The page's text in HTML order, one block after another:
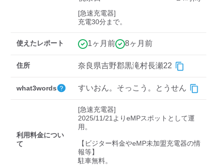
充電器の出力
車種
検索する
[急速充電器]
充電30分まで。
使えたレポート 1ヶ月前 8ヶ月前
住所 奈良県吉野郡黒滝村長瀬22
what3words すいおん。そっこう。とうせん
利用料金につい
て
[急速充電器]
2025/11/21よりeMPスポットとして運
用。
【ビジター料金やeMP未加盟充電器の情
報等】
駐車無料。